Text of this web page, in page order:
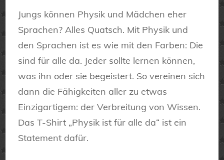
Jungs können Physik und Mädchen eher
Sprachen? Alles Quatsch. Mit Physik und
den Sprachen ist es wie mit den Farben: Die
sind für alle da. Jeder sollte lernen können,
was ihn oder sie begeistert. So vereinen sich
dann die Fähigkeiten aller zu etwas
Einzigartigem: der Verbreitung von Wissen.
Das T-Shirt „Physik ist für alle da“ ist ein
Statement dafür.